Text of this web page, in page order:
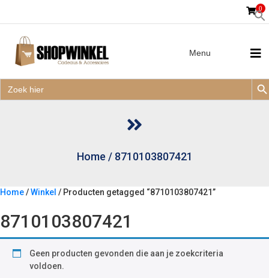
naar:
0
Zoek
naar:
Menu
Home / 8710103807421
Home/Winkel / Producten getagged “8710103807421”
8710103807421
Geen producten gevonden die aan je zoekcriteria
voldoen.